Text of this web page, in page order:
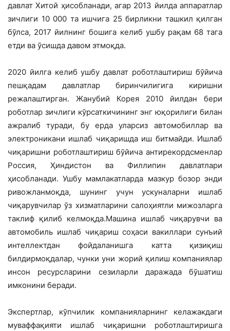
давлат Хитой ҳисобланади, агар 2013 йилда аппаратлар
зичлиги 10 000 та ишчига 25 бирликни ташкил қилган
бўлса, 2017 йилнинг бошига келиб ушбу рақам 68 тага
етди ва ўсишда давом этмоқда.
2020 йилга келиб ушбу давлат роботлаштириш бўйича
пешқадам давлатлар биринчилигига киришни
режалаштирган. Жанубий Корея 2010 йилдан бери
роботлар зичлиги кўрсаткичининг энг юқорилиги билан
ажралиб туради, бу ерда уларсиз автомобиллар ва
электроникани ишлаб чиқаришда иш битмайди. Ишлаб
чиқаришни роботлаштириш бўйича антирекордсменлар
Россия, Ҳиндистон ва Филлипин давлатлари
ҳисобланади. Ушбу мамлакатларда мазкур бозор энди
ривожланмоқда, шунинг учун ускуналарни ишлаб
чиқарувчилар ўз хизматларини салоҳиятли мижозларга
таклиф қилиб келмоқда.Машина ишлаб чиқарувчи ва
автомобиль ишлаб чиқариш соҳаси вакиллари сунъий
интеллектдан фойдаланишга катта қизиқиш
билдирмоқдалар, чунки уни жорий қилиш компаниялар
инсон ресурсларини сезиларли даражада бўшатиш
имконини беради.
Экспертлар, кўпчилик компанияларнинг келажакдаги
муваффақияти ишлаб чиқаришни роботлаштиришга